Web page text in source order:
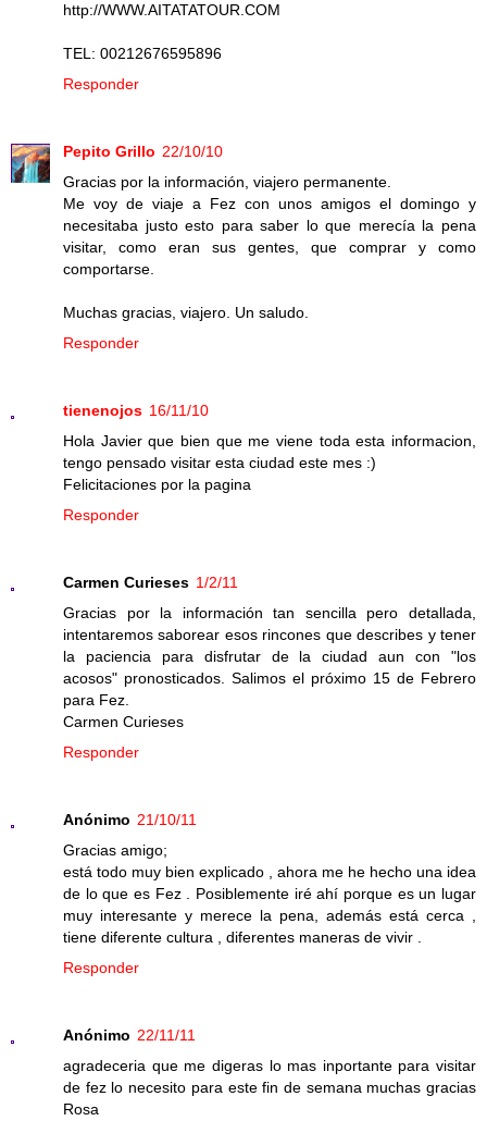
http://WWW.AITATATOUR.COM
TEL: 00212676595896
Responder
Pepito Grillo 22/10/10
Gracias por la información, viajero permanente.
Me voy de viaje a Fez con unos amigos el domingo y
necesitaba justo esto para saber lo que merecía la pena
visitar, como eran sus gentes, que comprar y como
comportarse.
Muchas gracias, viajero. Un saludo.
Responder
tienenojos 16/11/10
Hola Javier que bien que me viene toda esta informacion,
tengo pensado visitar esta ciudad este mes :)
Felicitaciones por la pagina
Responder
Carmen Curieses 1/2/11
Gracias por la información tan sencilla pero detallada,
intentaremos saborear esos rincones que describes y tener
la paciencia para disfrutar de la ciudad aun con "los
acosos" pronosticados. Salimos el próximo 15 de Febrero
para Fez.
Carmen Curieses
Responder
Anónimo 21/10/11
Gracias amigo;
está todo muy bien explicado , ahora me he hecho una idea
de lo que es Fez . Posiblemente iré ahí porque es un lugar
muy interesante y merece la pena, además está cerca ,
tiene diferente cultura , diferentes maneras de vivir .
Responder
Anónimo 22/11/11
agradeceria que me digeras lo mas inportante para visitar
de fez lo necesito para este fin de semana muchas gracias
Rosa